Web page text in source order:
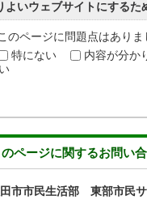
よいウェブサイトにするた
のページに問題点はありま
特にない
内容が分か
のページに関するお問い
市市民生活部 東部市民サ